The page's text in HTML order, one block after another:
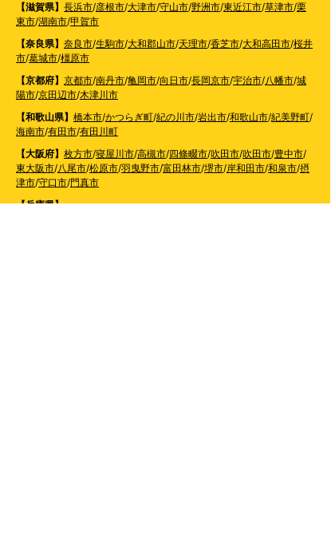
【滋賀県】 長浜市/彦根市/大津市/守山市/野洲市/東近江市/草津市/栗
東市/湖南市/甲賀市
【奈良県】 奈良市/生駒市/大和郡山市/天理市/香芝市/大和高田市/桜井
市/葛城市/橿原市
【京都府】 京都市/南丹市/亀岡市/向日市/長岡京市/宇治市/八幡市/城
陽市/京田辺市/木津川市
【和歌山県】 橋本市/かつらぎ町/紀の川市/岩出市/和歌山市/紀美野町/
海南市/有田市/有田川町
【大阪府】 枚方市/寝屋川市/高槻市/四條畷市/吹田市/吹田市/豊中市/
東大阪市/八尾市/松原市/羽曳野市/富田林市/堺市/岸和田市/和泉市/摂
津市/守口市/門真市
【兵庫県】